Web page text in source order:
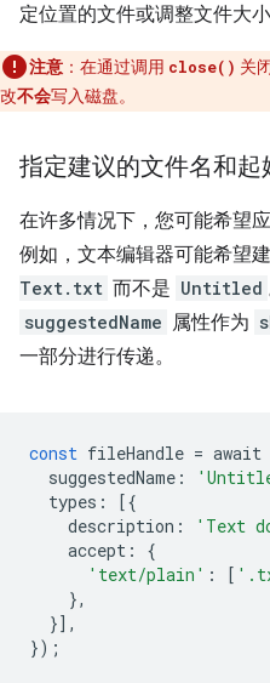
定位置的文件或调整文件大小
注意 ：在通过调用 close() 关
改不会写入磁盘。
指定建议的文件名和起
在许多情况下，您可能希望
例如，文本编辑器可能希望
Text.txt 而不是 Untitled
suggestedName 属性作为
一部分进行传递。
const fileHandle = await
suggestedName :
types :
[{
description : 'Text
accept :
{
'text/plain' : [
},
}],
});